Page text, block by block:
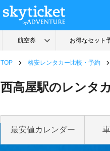
TOP 格安レンタカー比較・予約
西高屋駅のレンタ
最安値カレンダー